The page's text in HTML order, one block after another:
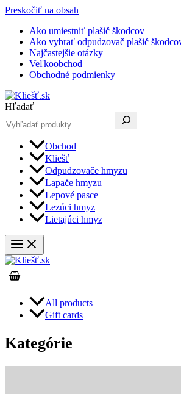
Preskočiť na obsah
Ako umiestniť plašič škodcov
Ako vybrať odpudzovač plašič
Najčastejšie otázky
Veľkoobchod
Obchodné podmienky
Hľadať
Obchod
Kliešť
Odpudzovače hmyzu
Lapače hmyzu
Lepové pasce
Lezúci hmyz
Lietajúci hmyz
All products
Gift cards
Kategórie